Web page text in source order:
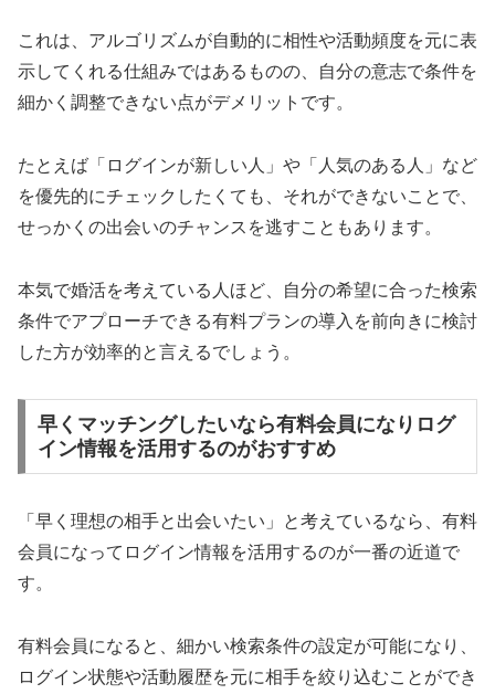
これは、アルゴリズムが自動的に相性や活動頻度を元に表
示してくれる仕組みではあるものの、自分の意志で条件を
細かく調整できない点がデメリットです。
たとえば「ログインが新しい人」や「人気のある人」など
を優先的にチェックしたくても、それができないことで、
せっかくの出会いのチャンスを逃すこともあります。
本気で婚活を考えている人ほど、自分の希望に合った検索
条件でアプローチできる有料プランの導入を前向きに検討
した方が効率的と言えるでしょう。
早くマッチングしたいなら有料会員になりログ
イン情報を活用するのがおすすめ
「早く理想の相手と出会いたい」と考えているなら、有料
会員になってログイン情報を活用するのが一番の近道で
す。
有料会員になると、細かい検索条件の設定が可能になり、
ログイン状態や活動履歴を元に相手を絞り込むことができ